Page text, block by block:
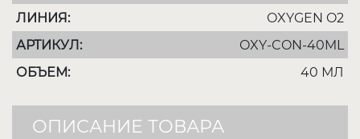
ЛИНИЯ:
OXYGEN O2
АРТИКУЛ:
OXY-CON-40ML
ОБЪЕМ:
40 МЛ
ОПИСАНИЕ ТОВАРА